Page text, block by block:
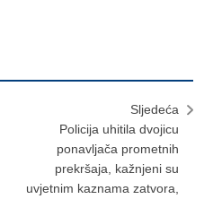
Sljedeća
Policija uhitila dvojicu
ponavljača prometnih
prekršaja, kažnjeni su
uvjetnim kaznama zatvora,